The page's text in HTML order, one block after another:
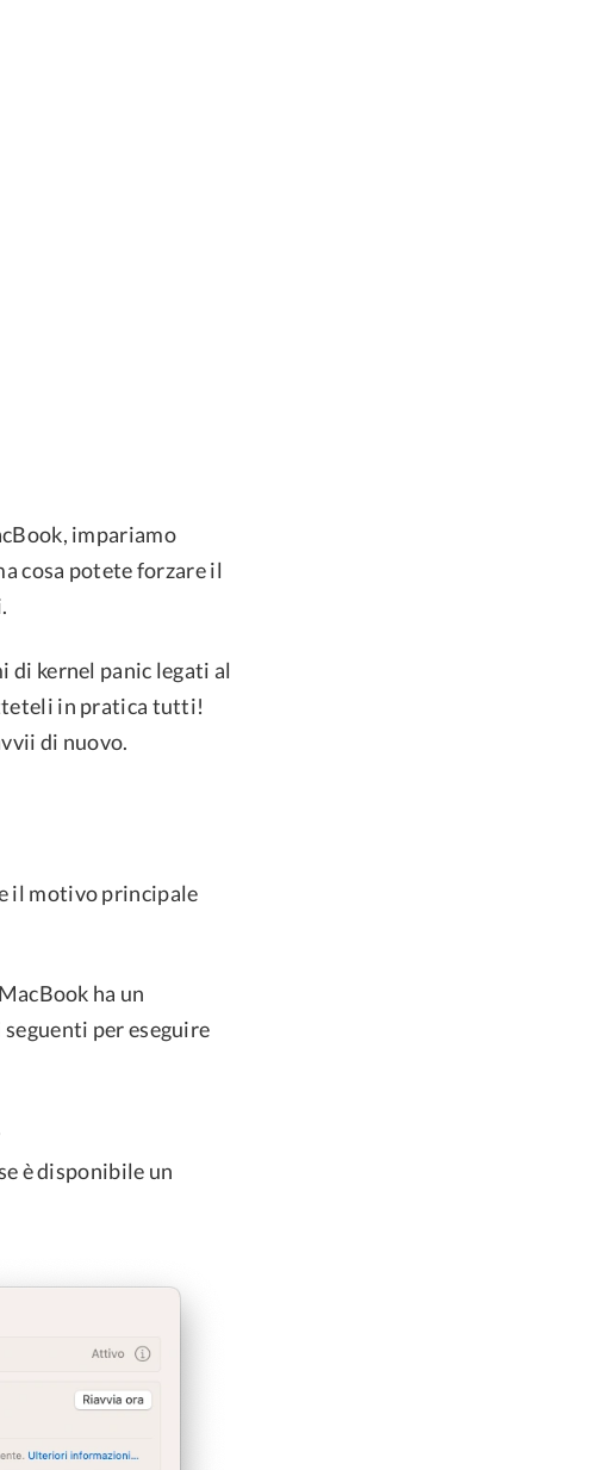
impariamo
cosa potete forzare il
kernel panic legati al
in pratica tutti!
di nuovo.
il motivo principale
ha un
per eseguire
è disponibile un